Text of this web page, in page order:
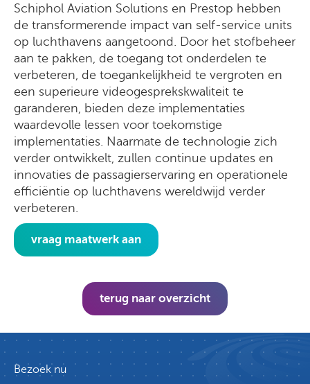
Schiphol Aviation Solutions en Prestop hebben
de transformerende impact van self-service units
op luchthavens aangetoond. Door het stofbeheer
aan te pakken, de toegang tot onderdelen te
verbeteren, de toegankelijkheid te vergroten en
een superieure videogesprekskwaliteit te
garanderen, bieden deze implementaties
waardevolle lessen voor toekomstige
implementaties. Naarmate de technologie zich
verder ontwikkelt, zullen continue updates en
innovaties de passagierservaring en operationele
efficiëntie op luchthavens wereldwijd verder
verbeteren.
vraag maatwerk aan
terug naar overzicht
Bezoek nu